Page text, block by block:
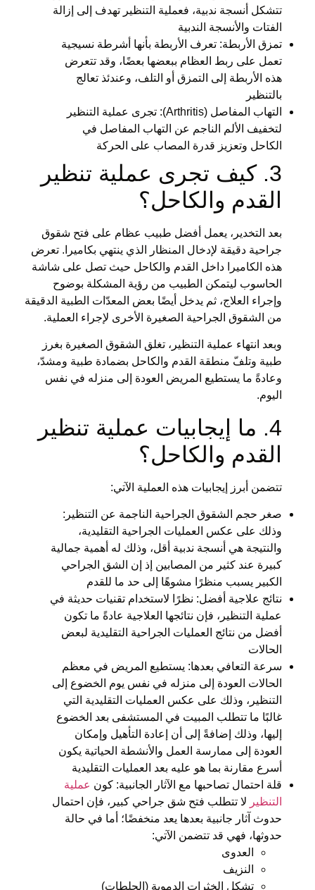
تتشكل أنسجة ندبية، فعملية التنظير تهدف إلى إزالة
الفتات والأنسجة الندبية
تمزق الأربطة: تعرف الأربطة بأنها أشرطة نسيجية
تعمل على ربط العظام ببعضها بعضًا، وقد تتعرض
هذه الأربطة إلى التمزق أو التلف، وعندئذ تعالج
بالتنظير
التهاب المفاصل (Arthritis): تجرى عملية التنظير
لتخفيف الألم الناجم عن التهاب المفاصل في
الكاحل وتعزيز قدرة المصاب على الحركة
3. كيف تجرى عملية تنظير
القدم والكاحل؟
بعد التخدير، يعمل أفضل طبيب عظام على فتح شقوق
جراحية دقيقة لإدخال المنظار الذي ينتهي بكاميرا. تعرض
هذه الكاميرا داخل القدم والكاحل حيث تصل على شاشة
الحاسوب ليتمكن الطبيب من رؤية المشكلة بوضوح
وإجراء العلاج، ثم يدخل أيضًا بعض المعدّات الطبية الدقيقة
من الشقوق الجراحية الصغيرة الأخرى لإجراء العملية.
وبعد انتهاء عملية التنظير، تغلق الشقوق الصغيرة بغرز
طبية وتلفّ منطقة القدم والكاحل بضمادة طبية ومشدّ،
وعادةً ما يستطيع المريض العودة إلى منزله في نفس
اليوم.
4. ما إيجابيات عملية تنظير
القدم والكاحل؟
تتضمن أبرز إيجابيات هذه العملية الآتي:
صغر حجم الشقوق الجراحية الناجمة عن التنظير:
وذلك على عكس العمليات الجراحية التقليدية،
والنتيجة هي أنسجة ندبية أقل، وذلك له أهمية جمالية
كبيرة عند كثير من المصابين إذ إن الشق الجراحي
الكبير يسبب منظرًا مشوهًا إلى حد ما للقدم
نتائج علاجية أفضل: نظرًا لاستخدام تقنيات حديثة في
عملية التنظير، فإن نتائجها العلاجية عادةً ما تكون
أفضل من نتائج العمليات الجراحية التقليدية لبعض
الحالات
سرعة التعافي بعدها: يستطيع المريض في معظم
الحالات العودة إلى منزله في نفس يوم الخضوع إلى
التنظير، وذلك على عكس العمليات التقليدية التي
غالبًا ما تتطلب المبيت في المستشفى بعد الخضوع
إليها، وذلك إضافةً إلى أن إعادة التأهيل وإمكان
العودة إلى ممارسة العمل والأنشطة الحياتية يكون
أسرع مقارنة بما هو عليه بعد العمليات التقليدية
قلة احتمال تصاحبها مع الآثار الجانبية: كون عملية
التنظير لا تتطلب فتح شق جراحي كبير، فإن احتمال
حدوث آثار جانبية بعدها يعد منخفضًا؛ أما في حالة
حدوثها، فهي قد تتضمن الآتي:
العدوى
النزيف
تشكل الخثرات الدموية (الجلطات)